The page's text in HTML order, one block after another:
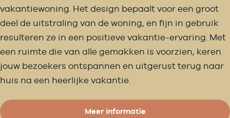
vakantiewoning. Het design bepaalt voor een groot
deel de uitstraling van de woning, en fijn in gebruik
resulteren ze in een positieve vakantie-ervaring. Met
een ruimte die van alle gemakken is voorzien, keren
jouw bezoekers ontspannen en uitgerust terug naar
huis na een heerlijke vakantie.
Meer informatie